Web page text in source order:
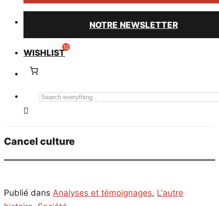
NOTRE NEWSLETTER
WISHLIST
Search
Cancel culture
Publié dans Analyses et témoignages, L'autre